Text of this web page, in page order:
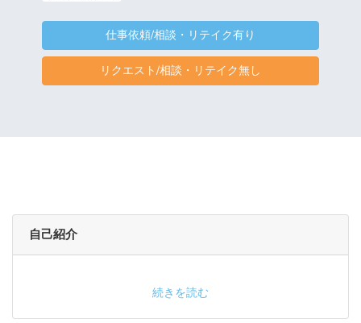
仕事依頼/相談・リテイク有り
リクエスト/相談・リテイク無し
自己紹介
続きを読む